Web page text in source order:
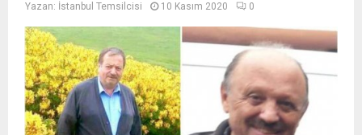
Yazan: İstanbul Temsilcisi 10 Kasım 2020 0